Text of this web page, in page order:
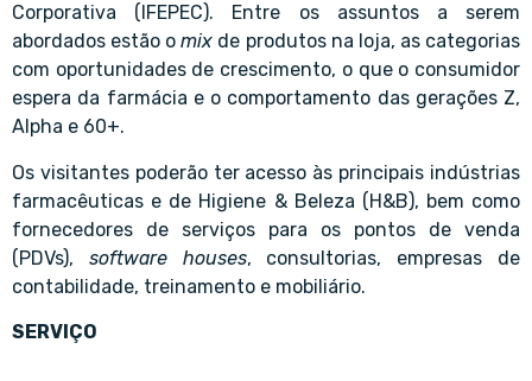
Corporativa (IFEPEC). Entre os assuntos a serem
abordados estão omix de produtos na loja, as categorias
com oportunidades de crescimento, o que o consumidor
espera da farmácia e o comportamento das gerações Z,
Alpha e 60+.
Os visitantes poderão ter acesso às principais indústrias
farmacêuticas e de Higiene & Beleza (H&B), bem como
fornecedores de serviços para os pontos de venda
(PDVs), software houses, consultorias, empresas de
contabilidade, treinamento e mobiliário.
SERVIÇO